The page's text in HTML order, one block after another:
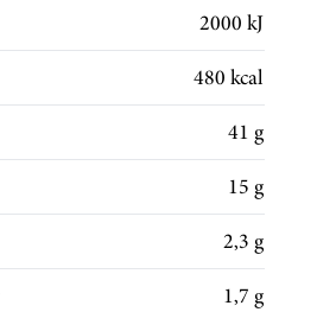
2000 kJ
480 kcal
41 g
15 g
2,3 g
1,7 g